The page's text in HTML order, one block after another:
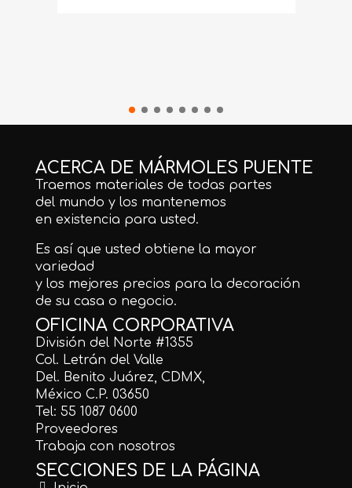
ACERCA DE MÁRMOLES PUENTE
Traemos materiales de todas partes
del mundo y los mantenemos
en existencia para usted.
Es así que usted obtiene la mayor
variedad
y los mejores precios para la decoración
de su casa o negocio.
OFICINA CORPORATIVA
División del Norte #1355
Col. Letrán del Valle
Del. Benito Juárez, CDMX,
México C.P. 03650
Tel: 55 1087 0600
Proveedores
Trabaja con nosotros
SECCIONES DE LA PÁGINA